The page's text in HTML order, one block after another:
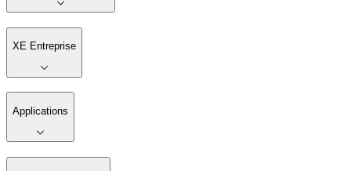
XE Entreprise
Applications